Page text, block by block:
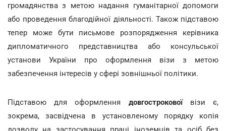
громадянства з метою надання гуманітарної допомоги
або проведення благодійної діяльності. Також підставою
тепер може бути письмове розпорядження керівника
дипломатичного представництва або консульської
установи України про оформлення візи з метою
забезпечення інтересів у сфері зовнішньої політики.
Підставою для оформлення довгостроковоївізи є,
зокрема, засвідчена в установленому порядку копія